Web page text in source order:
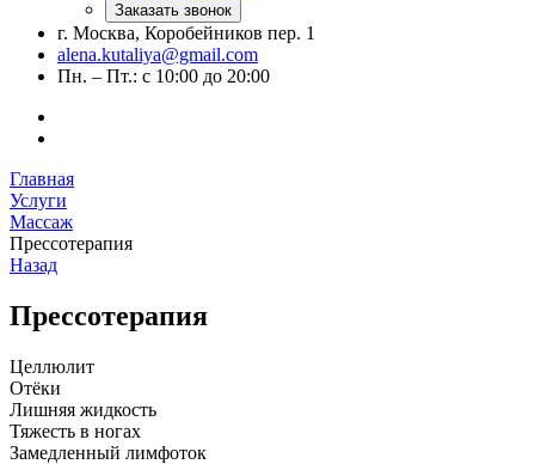
Заказать звонок
г. Москва, Коробейников пер. 1
alena.kutaliya@gmail.com
Пн. – Пт.: с 10:00 до 20:00
Главная
Услуги
Массаж
Прессотерапия
Назад
Прессотерапия
Целлюлит
Отёки
Лишняя жидкость
Тяжесть в ногах
Замедленный лимфоток